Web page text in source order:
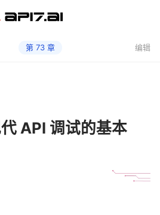
第 73章 编辑
API 调试的基本